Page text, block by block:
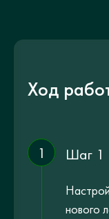
Ход
1 Шаг 1
нового